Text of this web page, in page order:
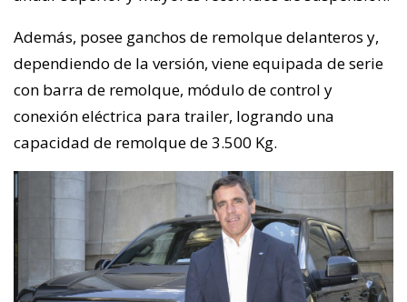
Además, posee ganchos de remolque delanteros y,
dependiendo de la versión, viene equipada de serie
con barra de remolque, módulo de control y
conexión eléctrica para trailer, logrando una
capacidad de remolque de 3.500 Kg.